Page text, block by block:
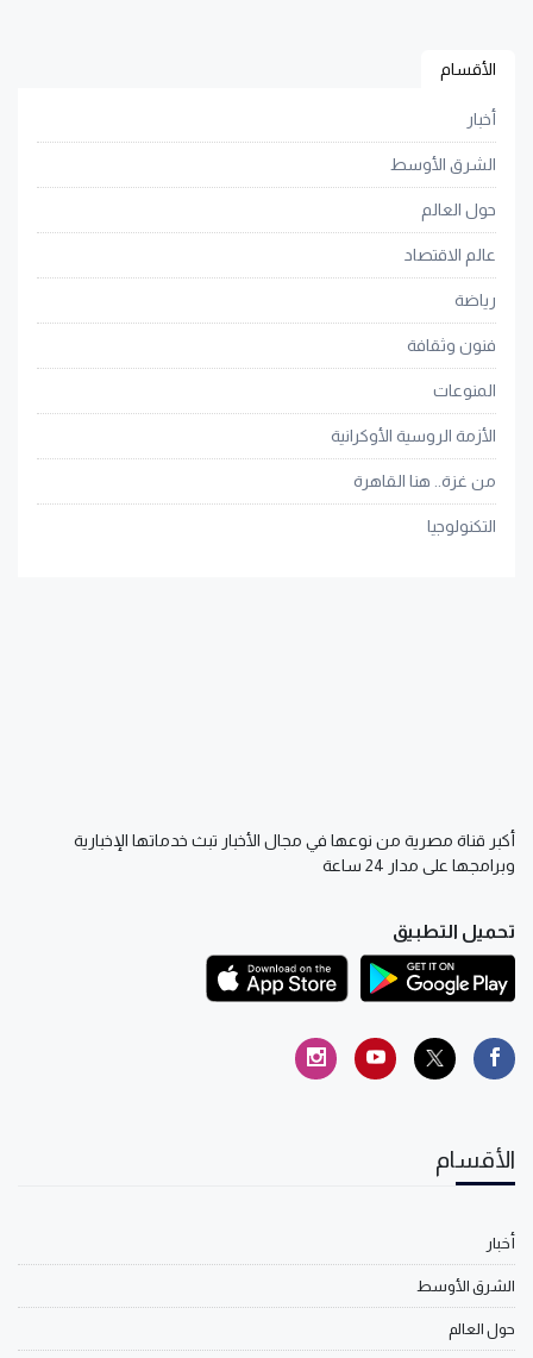
الأقسام
أخبار
الشرق الأوسط
حول العالم
عالم الاقتصاد
رياضة
فنون وثقافة
المنوعات
الأزمة الروسية الأوكرانية
من غزة.. هنا القاهرة
التكنولوجيا
أكبر قناة مصرية من نوعها في مجال الأخبار تبث خدماتها الإخبارية
وبرامجها على مدار 24 ساعة
تحميل التطبيق
الأقسام
أخبار
الشرق الأوسط
حول العالم